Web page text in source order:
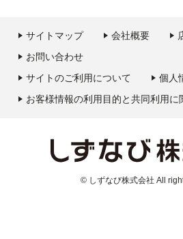
サイトマップ 会社概要
お問い合わせ
サイトのご利用について
個人
お客様情報の利用目的と共同利用に
© しずなび株式会社 All